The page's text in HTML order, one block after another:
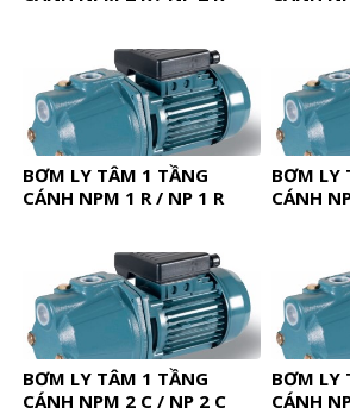
BƠM LY TÂM 1 TẦNG
CÁNH NPM 1 R / NP 1 R
BƠM LY
CÁNH
BƠM LY TÂM 1 TẦNG
CÁNH NPM 2 C / NP 2 C
BƠM LY
CÁNH